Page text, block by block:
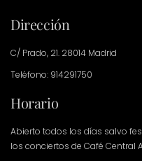
Dirección
C/ Prado, 21. 28014 Madrid
Teléfono: 914291750
Horario
Abierto todos los días salvo
los conciertos de Café Central